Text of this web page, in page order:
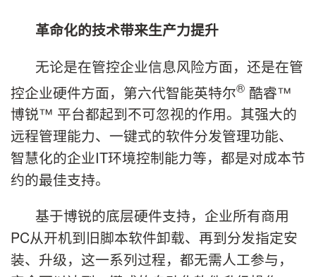
革命化的技术带来生产力提升
无论是在管控企业信息风险方面，还是在管
控企业硬件方面，第六代智能英特尔® 酷睿™
博锐™ 平台都起到不可忽视的作用。其强大的
远程管理能力、一键式的软件分发管理功能、
智慧化的企业IT环境控制能力等，都是对成本节
约的最佳支持。
基于博锐的底层硬件支持，企业所有商用
PC从开机到旧脚本软件卸载、再到分发指定安
装、升级，这一系列过程，都无需人工参与，